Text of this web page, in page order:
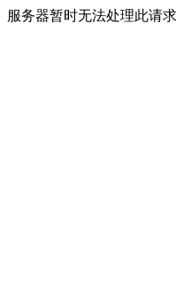
服务器暂时无法处理此请求